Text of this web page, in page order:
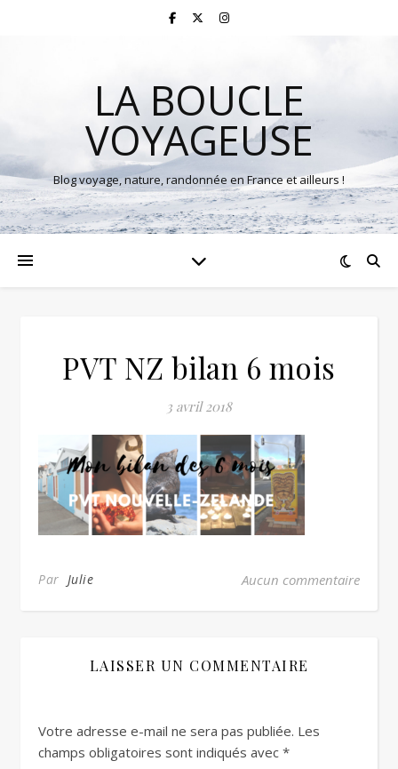
LA BOUCLE
VOYAGEUSE
Blog voyage, nature, randonnée en France et ailleurs !
PVT NZ bilan 6 mois
3 avril 2018
Par Julie Aucun commentaire
LAISSER UN COMMENTAIRE
Votre adresse e-mail ne sera pas publiée. Les
champs obligatoires sont indiqués avec *